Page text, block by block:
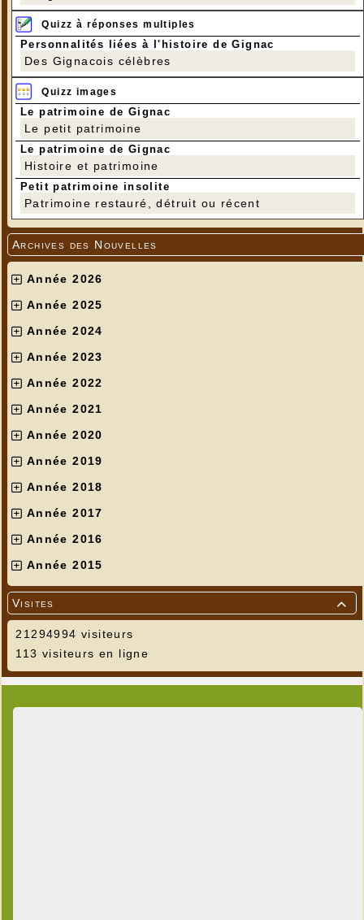
Quizz à réponses multiples
Personnalités liées à l'histoire de Gignac
Des Gignacois célèbres
Quizz images
Le patrimoine de Gignac
Le petit patrimoine
Le patrimoine de Gignac
Histoire et patrimoine
Petit patrimoine insolite
Patrimoine restauré, détruit ou récent
Archives des Nouvelles
Année 2026
Année 2025
Année 2024
Année 2023
Année 2022
Année 2021
Année 2020
Année 2019
Année 2018
Année 2017
Année 2016
Année 2015

Visites
21294994 visiteurs
113 visiteurs en ligne